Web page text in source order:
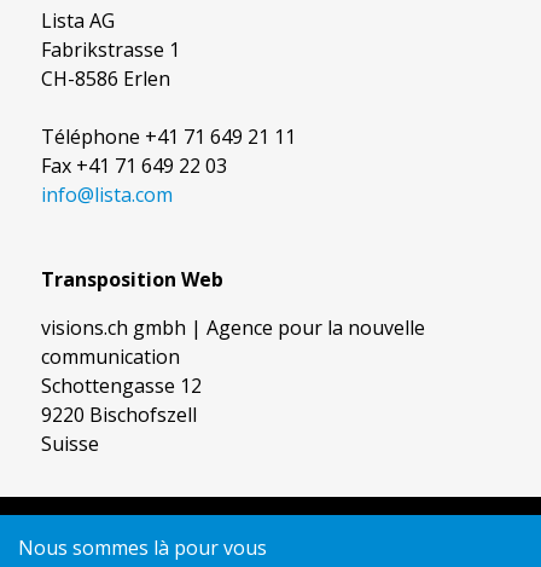
Lista AG
Fabrikstrasse 1
CH-8586 Erlen
Téléphone +41 71 649 21 11
Fax +41 71 649 22 03
info@lista.com
Transposition Web
visions.ch gmbh | Agence pour la nouvelle
communication
Schottengasse 12
9220 Bischofszell
Suisse
Nous sommes là pour vous